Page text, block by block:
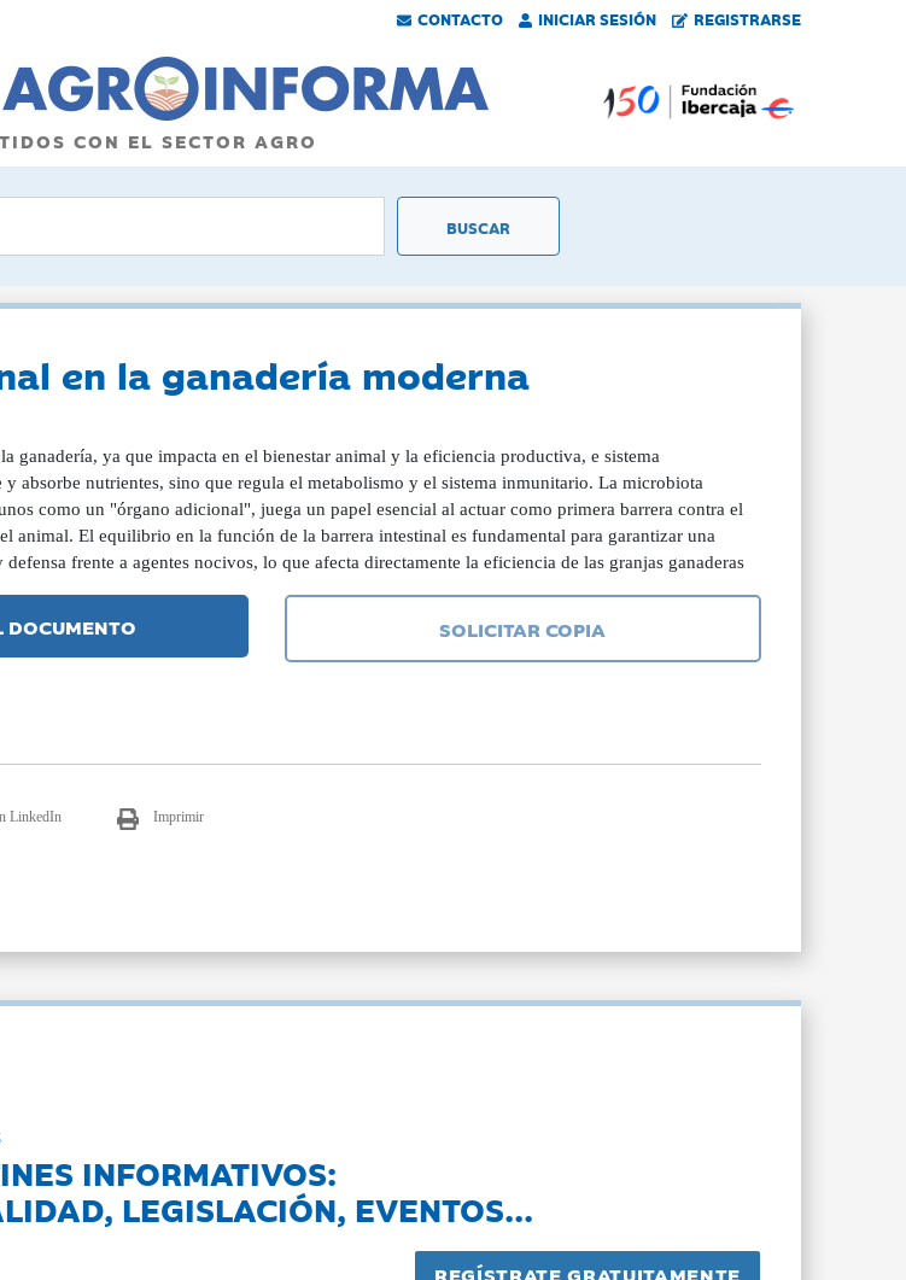
CONTACTO INICIAR SESIÓN REGISTRARSE
CON EL SECTOR AGRO
en la ganadería moderna
ganadería, ya que impacta en el bienestar animal y la eficiencia productiva, e sistema
absorbe nutrientes, sino que regula el metabolismo y el sistema inmunitario. La microbiota
como un "órgano adicional", juega un papel esencial al actuar como primera barrera contra el
animal. El equilibrio en la función de la barrera intestinal es fundamental para garantizar una
frente a agentes nocivos, lo que afecta directamente la eficiencia de las granjas ganaderas
DOCUMENTO SOLICITAR COPIA
LinkedIn Imprimir
INFORMATIVOS:
LEGISLACIÓN, EVENTOS...